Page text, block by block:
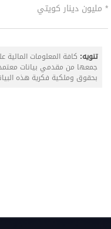
* مليون دينار كويتي
تنويه: كافة المعلومات
جمعها من مقدمي بيانات
بحقوق وملكية فكرية هذه